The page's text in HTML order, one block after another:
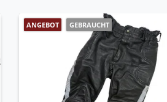
ANGEBOT GEBRAUCHT